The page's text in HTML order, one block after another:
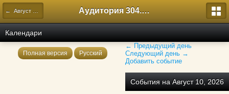
← Август 2026 Аудитория 304. История России
Календари
← Предыдущий день
Следующий день →
Добавить событие
События на Август 10, 2026
Полная версия Русский